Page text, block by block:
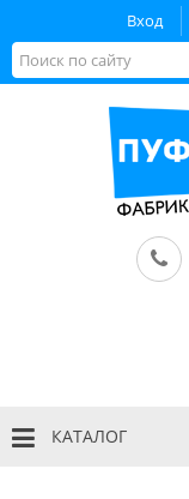
Вход
КАТАЛОГ